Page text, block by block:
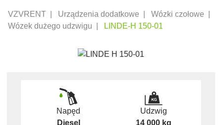
VZVRENT Urządzenia dodatkowe Wózki czołowe
Wózek dużego udzwigu
LINDE-H 150-01
Napęd
Diesel
Udzwig
14 000 kg